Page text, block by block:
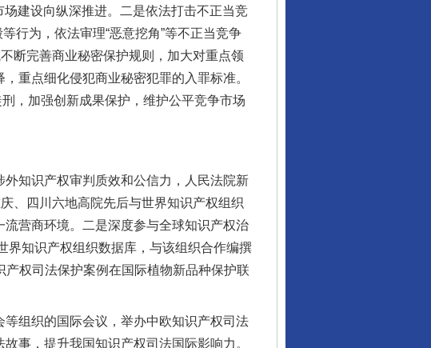
场建设向纵深推进。二是依法打击不正当竞
行为，依法审理“恶意挖角”等不正当竞争
断完善商业秘密保护规则，加大对重点领
重点细化侵犯商业秘密犯罪的入罪标准。
，加强创新成果保护，维护公平竞争市场
知识产权审判质效和公信力，人民法院新
、四川六地高院先后与世界知识产权组织
营商环境。二是深度参与全球知识产权治
界知识产权组织数据库，与该组织合作编撰
权司法保护案例在国际植物新品种保护联
组织的国际会议，举办中欧知识产权司法
事，提升我国知识产权司法国际影响力。